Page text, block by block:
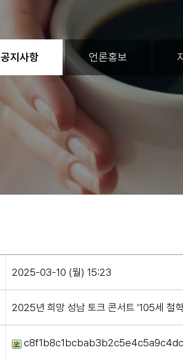
공지사항 언론홍보
2025-03-10 (월) 15:23
2025년 희망 성남 토크 콘서트 '105세 철